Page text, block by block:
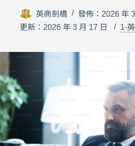
英商劍橋
發佈：2026 年
更新：2026 年 3 月 17 日
1-